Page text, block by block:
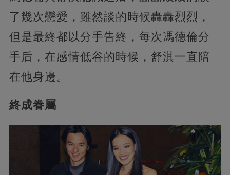
了幾次戀愛，雖然談的時候轟轟烈烈，
但是最終都以分手告終，每次馮德倫分
手后，在感情低谷的時候，舒淇一直陪
在他身邊。
終成眷屬